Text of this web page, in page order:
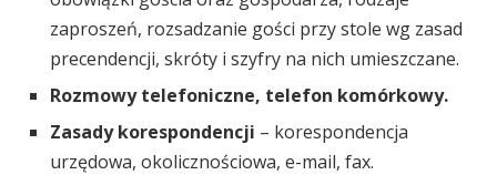
zaproszeń, rozsadzanie gości przy stole wg zasad
precendencji, skróty i szyfry na nich umieszczane.
Rozmowy telefoniczne, telefon komórkowy.
Zasady korespondencji – korespondencja
urzędowa, okolicznościowa, e-mail, fax.